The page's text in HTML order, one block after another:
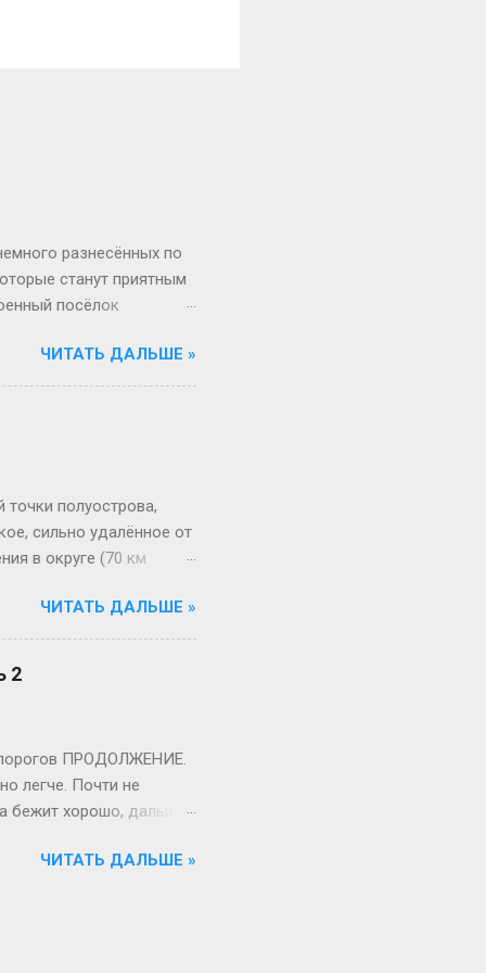
разнесённых по
станут приятным
посёлок
Вачкажец в 80 км от
ЧИТАТЬ ДАЛЬШЕ »
полуострова,
сильно удалённое от
в округе (70 км
безвылазно, круглый
с Усть-Камчатском…
волны и
ЧИТАТЬ ДАЛЬШЕ »
2
порогов ПРОДОЛЖЕНИЕ.
легче. Почти не
бежит хорошо, дальше
нос по курсу
ЧИТАТЬ ДАЛЬШЕ »